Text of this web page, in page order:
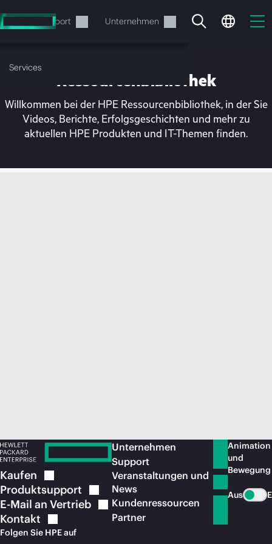
Hauptinhalt
wechseln
Support Unternehmen
Services
Ihr Warenkorb ist aktuell
Ressourcenbibliothek
Willkommen bei der HPE Ressourcenbibliothek, in der Sie
Videos, Berichte, Erfolgsgeschichten und mehr zu
aktuellen HPE Produkten und IT-Themen finden.
Kaufen
Produktsupport
E-Mail an Vertrieb
Kontakt
Folgen Sie HPE auf
Unternehmen
Support
Veranstaltungen und
News
Kundenressourcen
Partner
Animation
und
Bewegung
Aus